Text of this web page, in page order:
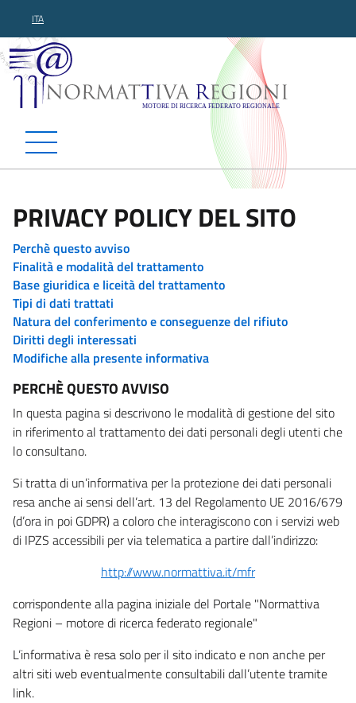
ITA
Normattiva Regioni -
PRIVACY POLICY DEL SITO
Perchè questo avviso
Finalità e modalità del trattamento
Base giuridica e liceità del trattamento
Tipi di dati trattati
Natura del conferimento e conseguenze del rifiuto
Diritti degli interessati
Modifiche alla presente informativa
PERCHÈ QUESTO AVVISO
In questa pagina si descrivono le modalità di gestione del sito
in riferimento al trattamento dei dati personali degli utenti che
lo consultano.
Si tratta di un’informativa per la protezione dei dati personali
resa anche ai sensi dell’art. 13 del Regolamento UE 2016/679
(d’ora in poi GDPR) a coloro che interagiscono con i servizi web
di IPZS accessibili per via telematica a partire dall’indirizzo:
http://www.normattiva.it/mfr
corrispondente alla pagina iniziale del Portale "Normattiva
Regioni – motore di ricerca federato regionale"
L’informativa è resa solo per il sito indicato e non anche per
altri siti web eventualmente consultabili dall’utente tramite
link.